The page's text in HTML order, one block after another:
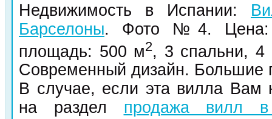
Недвижимость в Испании:
Барселоны. Фото №4. Цена:
площадь: 500 м2, 3 спальни, 4
Современный дизайн. Большие
В случае, если эта вилла Вам
на раздел продажа вилл